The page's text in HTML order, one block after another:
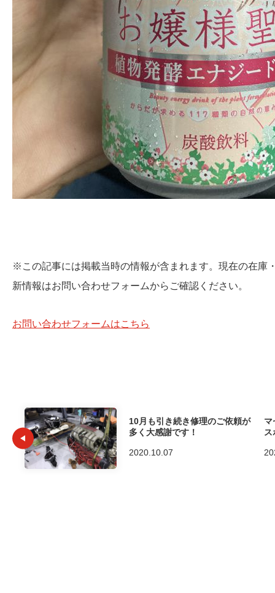
※この記事には掲載当時の情報が含まれます。現在の在庫
新情報はお問い合わせフォームからご確認ください。
お問い合わせフォームはこちら
10月も引き続き修理のご依頼が
多く大感謝です！
2020.10.07